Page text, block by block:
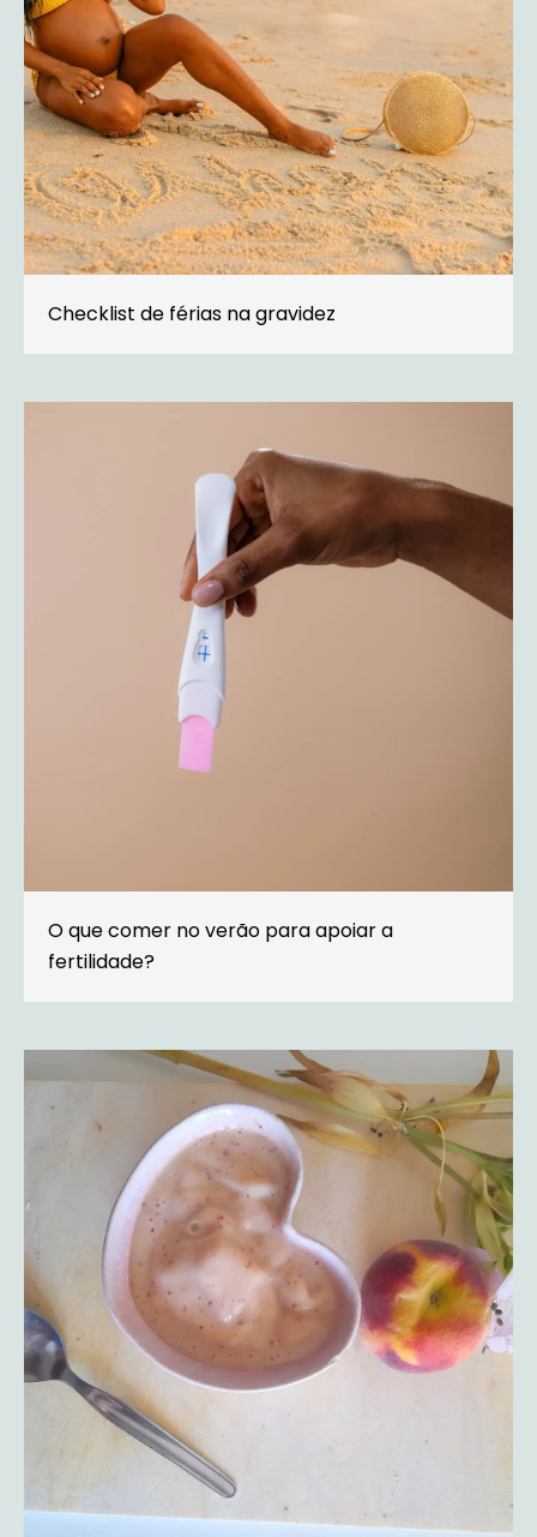
Checklist de férias na gravidez
O que comer no verão para apoiar a
fertilidade?